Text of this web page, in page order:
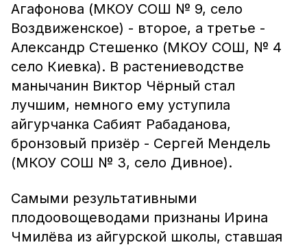
Агафонова (МКОУ СОШ № 9, село
Воздвиженское) - второе, а третье -
Александр Стешенко (МКОУ СОШ, № 4
село Киевка). В растениеводстве
манычанин Виктор Чёрный стал
лучшим, немного ему уступила
айгурчанка Сабият Рабаданова,
бронзовый призёр - Сергей Мендель
(МКОУ СОШ № 3, село Дивное).
Самыми результативными
плодоовощеводами признаны Ирина
Чмилёва из айгурской школы, ставшая